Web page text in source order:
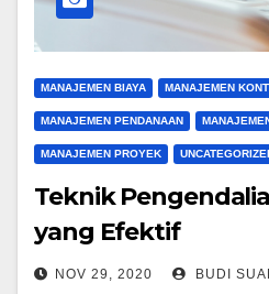
MANAJEMEN BIAYA MANAJEMEN
MANAJEMEN PENDANAAN
MANAJEMEN PROYEK
Teknik
yang Efektif
NOV 29, 2020 BUDI